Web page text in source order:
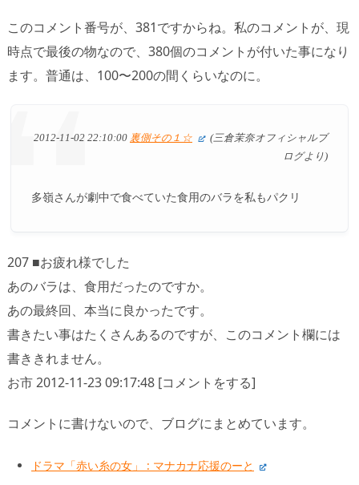
このコメント番号が、381ですからね。私のコメントが、現
時点で最後の物なので、380個のコメントが付いた事になり
ます。普通は、100〜200の間くらいなのに。
2012-11-02 22:10:00 裏側その１☆
(三倉茉奈オフィシャルブ
ログより)
多嶺さんが劇中で食べていた食用のバラを私もパクリ
207 ■お疲れ様でした
あのバラは、食用だったのですか。
あの最終回、本当に良かったです。
書きたい事はたくさんあるのですが、このコメント欄には
書ききれません。
お市 2012-11-23 09:17:48 [コメントをする]
コメントに書けないので、ブログにまとめています。
ドラマ「赤い糸の女」 : マナカナ応援のーと